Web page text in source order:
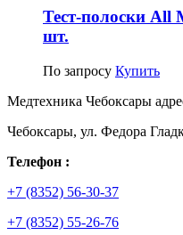
Тест-полоски All
шт.
По запросу Купить
Медтехника Чебоксары
Чебоксары, ул. Федора
Телефон :
+7 (8352) 56-30-37
+7 (8352) 55-26-76